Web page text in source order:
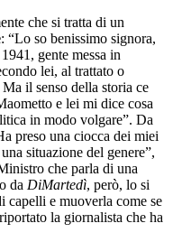
che si tratta di un
: “Lo so benissimo signora,
gente messa in
lei, al trattato o
il senso della storia ce
e lei mi dice cosa
in modo volgare”. Da
preso una ciocca dei miei
situazione del genere”,
che parla di una
da DiMartedì, però, lo si
capelli e muoverla come se
la giornalista che ha